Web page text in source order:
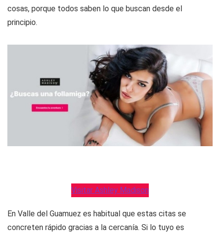
cosas, porque todos saben lo que buscan desde el
principio.
Visitar Ashley Madison
En Valle del Guamuez es habitual que estas citas se
concreten rápido gracias a la cercanía. Si lo tuyo es